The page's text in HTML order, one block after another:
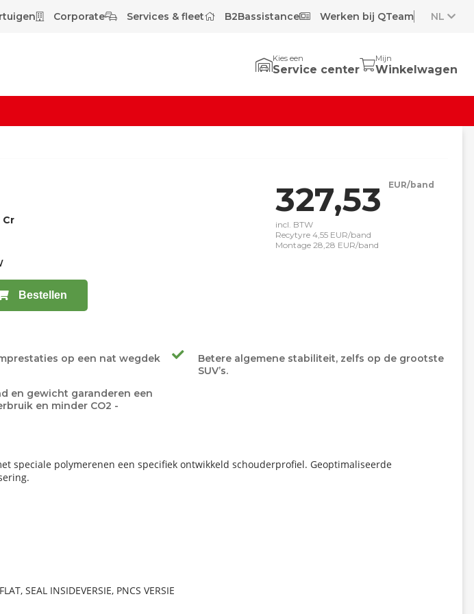
Corporate Services & fleet B2Bassistance Werken bij QTeam NL
Kies een
Service center
Mijn
Winkelwagen
Cr
327,53 EUR/band
incl. BTW
Recytyre 4,55 EUR/band
Montage 28,28 EUR/band
Bestellen
op een nat wegdek
Betere algemene stabiliteit, zelfs op de grootste
SUV’s.
en gewicht garanderen een
en minder CO2 -
speciale polymerenen een specifiek ontwikkeld schouderprofiel. Geoptimaliseerde
SEAL INSIDEVERSIE, PNCS VERSIE